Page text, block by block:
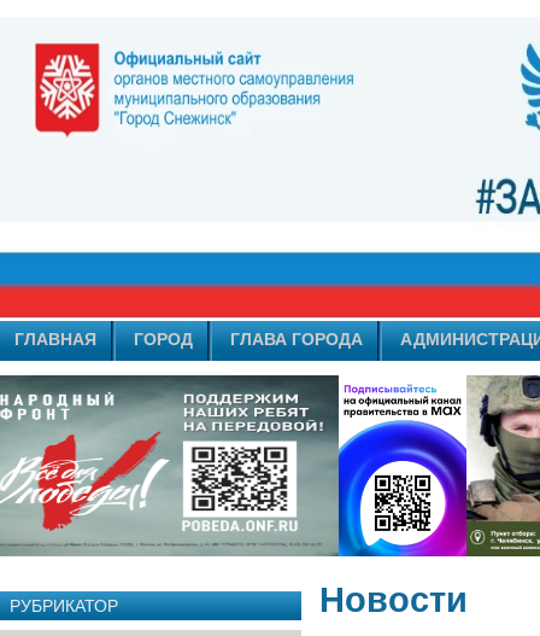
ГЛАВНАЯ ГОРОД ГЛАВА ГОРОДА
РУБРИКАТОР Новости